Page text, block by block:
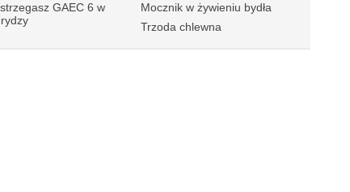
GAEC 6 w
Mocznik w żywieniu bydła
Trzoda chlewna